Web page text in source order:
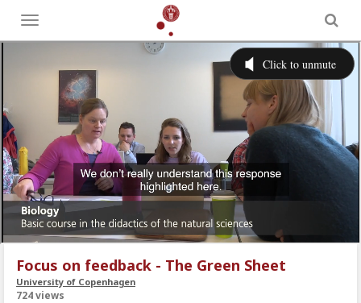
Toggle
menu
Focus on feedback - The Green Sheet
University of Copenhagen
724 views